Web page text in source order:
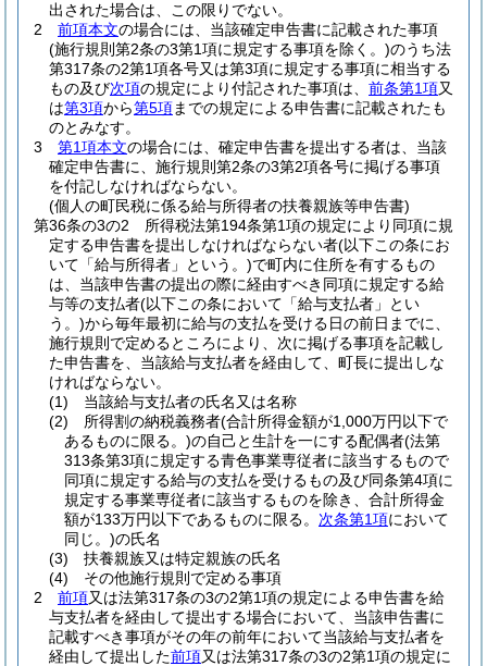
出された場合は、この限りでない。
2
前項本文の場合には、当該確定申告書に記載された事項
(施行規則第2条の3第1項に規定する事項を除く。)のうち法
第317条の2第1項各号又は第3項に規定する事項に相当する
もの及び次項の規定により付記された事項は、 前条第1項又
は第3項から第5項までの規定による申告書に記載されたも
のとみなす。
3
第1項本文の場合には、確定申告書を提出する者は、当該
確定申告書に、施行規則第2条の3第2項各号に掲げる事項
を付記しなければならない。
(個人の町民税に係る給与所得者の扶養親族等申告書)
第36条の3の2
所得税法第194条第1項の規定により同項に規
定する申告書を提出しなければならない者(以下この条にお
いて「給与所得者」という。)で町内に住所を有するもの
は、当該申告書の提出の際に経由すべき同項に規定する給
与等の支払者(以下この条において「給与支払者」とい
う。)から毎年最初に給与の支払を受ける日の前日までに、
施行規則で定めるところにより、次に掲げる事項を記載し
た申告書を、当該給与支払者を経由して、町長に提出しな
ければならない。
(1)
当該給与支払者の氏名又は名称
(2)
所得割の納税義務者(合計所得金額が1,000万円以下で
あるものに限る。)の自己と生計を一にする配偶者(法第
313条第3項に規定する青色事業専従者に該当するもので
同項に規定する給与の支払を受けるもの及び同条第4項に
規定する事業専従者に該当するものを除き、合計所得金
額が133万円以下であるものに限る。 次条第1項において
同じ。)の氏名
(3)
扶養親族又は特定親族の氏名
(4)
その他施行規則で定める事項
2
前項又は法第317条の3の2第1項の規定による申告書を給
与支払者を経由して提出する場合において、当該申告書に
記載すべき事項がその年の前年において当該給与支払者を
経由して提出した前項又は法第317条の3の2第1項の規定に